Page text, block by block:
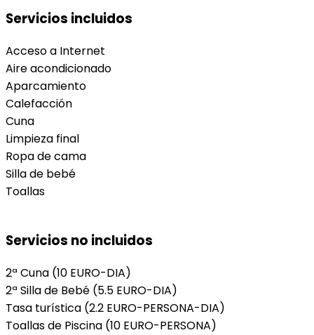
Servicios incluidos
Acceso a Internet
Aire acondicionado
Aparcamiento
Calefacción
Cuna
Limpieza final
Ropa de cama
Silla de bebé
Toallas
Servicios no incluidos
2ª Cuna (10 EURO-DIA)
2ª Silla de Bebé (5.5 EURO-DIA)
Tasa turística (2.2 EURO-PERSONA-DIA)
Toallas de Piscina (10 EURO-PERSONA)